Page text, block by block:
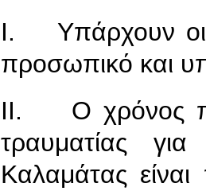
I. Υπάρχουν οι
προσωπικό και
II. O χρόνος
τραυματίας
Καλαμάτας